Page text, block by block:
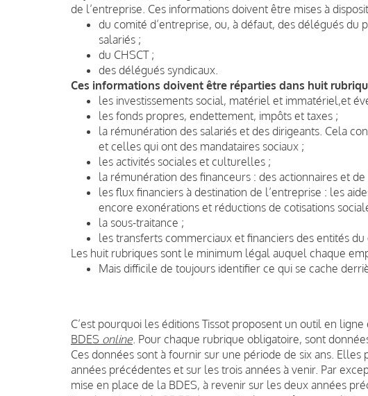
de l’entreprise. Ces informations doivent être mises à
du comité d’entreprise, ou, à défaut, des délégués du
salariés ;
du CHSCT ;
des délégués syndicaux.
Ces informations doivent être réparties dans huit
les investissements social, matériel et immatériel,et
les fonds propres, endettement, impôts et taxes ;
la rémunération des salariés et des dirigeants. Cela
et celles qui ont des mandataires sociaux ;
les activités sociales et culturelles ;
la rémunération des financeurs : des actionnaires et de
les flux financiers à destination de l’entreprise : les
encore exonérations et réductions de cotisations
la sous-traitance ;
les transferts commerciaux et financiers des entités du
Les huit rubriques sont le minimum légal auquel chaque
Mais difficile de toujours identifier ce qui se cache
C’est pourquoi les éditions Tissot proposent un outil en
BDES online . Pour chaque rubrique obligatoire, sont
Ces données sont à fournir sur une période de six ans.
années précédentes et sur les trois années à venir. Par
mise en place de la BDES, à revenir sur les deux années